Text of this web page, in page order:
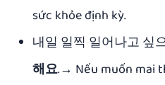
sức khỏe định kỳ.
내일 일찍 일어나고 싶
해요.→ Nếu muốn mai